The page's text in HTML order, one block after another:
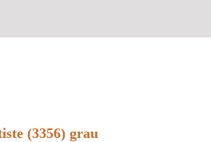
(3356) grau